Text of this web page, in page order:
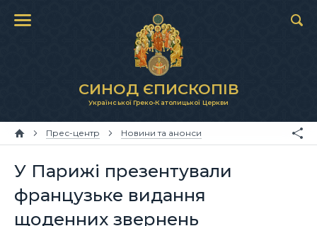
СИНОД ЄПИСКОПІВ
Української Греко-Католицької Церкви
Прес-центр Новини та анонси
У Парижі презентували
французьке видання
щоденних звернень